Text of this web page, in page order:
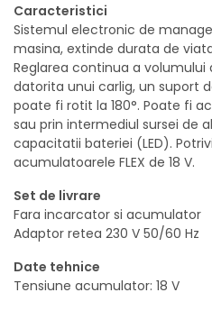
Caracteristici
Sistemul electronic de
masina, extinde durata de
Reglarea continua a volumului
datorita unui carlig, un suport
poate fi rotit la 180°. Poate fi
sau prin intermediul sursei de
capacitatii bateriei (LED).
acumulatoarele FLEX de 18 V.
Set de livrare
Fara incarcator si acumulator
Adaptor retea 230 V 50/60 Hz
Date tehnice
Tensiune acumulator: 18 V